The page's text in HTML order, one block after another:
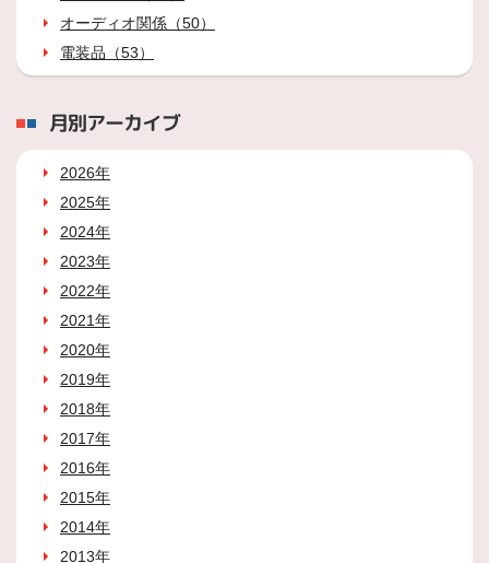
オーディオ関係（50）
電装品（53）
月別アーカイブ
2026年
2025年
2024年
2023年
2022年
2021年
2020年
2019年
2018年
2017年
2016年
2015年
2014年
2013年